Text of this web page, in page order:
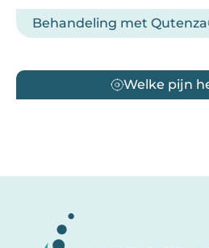
Behandeling met
Welke pijn